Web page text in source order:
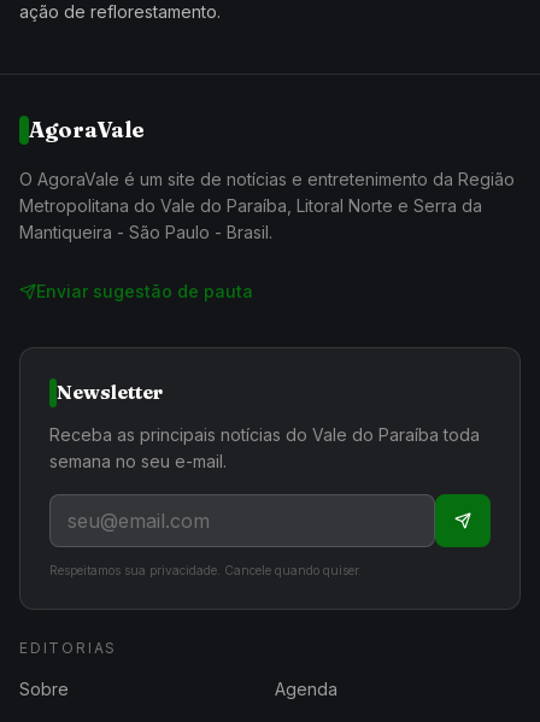
ação de reflorestamento.
AgoraVale
O AgoraVale é um site de notícias e entretenimento da Região
Metropolitana do Vale do Paraíba, Litoral Norte e Serra da
Mantiqueira - São Paulo - Brasil.
Enviar sugestão de pauta
Newsletter
Receba as principais notícias do Vale do Paraíba toda
semana no seu e-mail.
Respeitamos sua privacidade. Cancele quando quiser.
EDITORIAS
Sobre Agenda